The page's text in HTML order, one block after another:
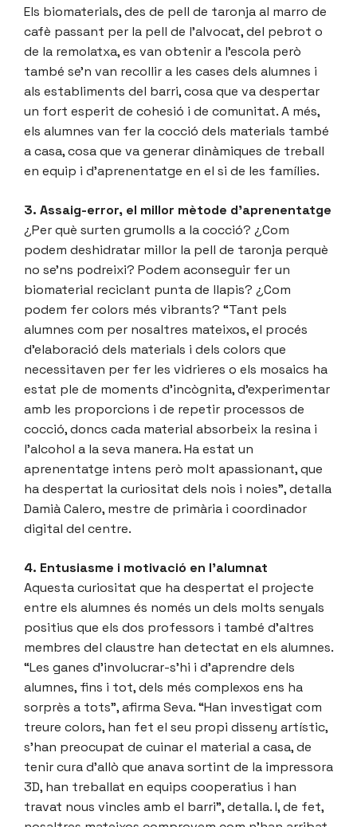
Els biomaterials, des de pell de taronja al marro de
cafè passant per la pell de l’alvocat, del pebrot o
de la remolatxa, es van obtenir a l’escola però
també se’n van recollir a les cases dels alumnes i
als establiments del barri, cosa que va despertar
un fort esperit de cohesió i de comunitat. A més,
els alumnes van fer la cocció dels materials també
a casa, cosa que va generar dinàmiques de treball
en equip i d’aprenentatge en el si de les famílies.
3. Assaig-error, el millor mètode d’aprenentatge
¿Per què surten grumolls a la cocció? ¿Com
podem deshidratar millor la pell de taronja perquè
no se’ns podreixi? Podem aconseguir fer un
biomaterial reciclant punta de llapis? ¿Com
podem fer colors més vibrants? “Tant pels
alumnes com per nosaltres mateixos, el procés
d’elaboració dels materials i dels colors que
necessitaven per fer les vidrieres o els mosaics ha
estat ple de moments d’incògnita, d’experimentar
amb les proporcions i de repetir processos de
cocció, doncs cada material absorbeix la resina i
l’alcohol a la seva manera. Ha estat un
aprenentatge intens però molt apassionant, que
ha despertat la curiositat dels nois i noies”, detalla
Damià Calero, mestre de primària i coordinador
digital del centre.
4. Entusiasme i motivació en l’alumnat
Aquesta curiositat que ha despertat el projecte
entre els alumnes és només un dels molts senyals
positius que els dos professors i també d’altres
membres del claustre han detectat en els alumnes.
“Les ganes d’involucrar-s’hi i d’aprendre dels
alumnes, fins i tot, dels més complexos ens ha
sorprès a tots”, afirma Seva. “Han investigat com
treure colors, han fet el seu propi disseny artístic,
s’han preocupat de cuinar el material a casa, de
tenir cura d’allò que anava sortint de la impressora
3D, han treballat en equips cooperatius i han
travat nous vincles amb el barri”, detalla. I, de fet,